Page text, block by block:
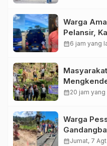
Warga
Pelansir,
Utara:
calendar_month6 jam yang
yang
calendar_month20 jam yang
Warga
Kabupaten
calendar_monthJumat, 7